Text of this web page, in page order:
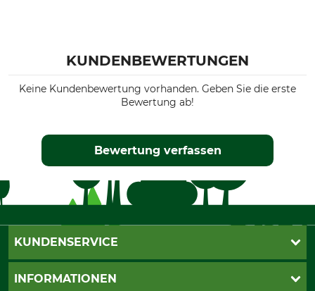
KUNDENBEWERTUNGEN
Keine Kundenbewertung vorhanden. Geben Sie die erste
Bewertung ab!
Bewertung verfassen
KUNDENSERVICE
Live-Shopping
INFORMATIONEN